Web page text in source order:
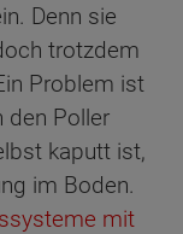
Denn sie
trotzdem
Problem ist
den Poller
kaputt ist,
im Boden.
mit